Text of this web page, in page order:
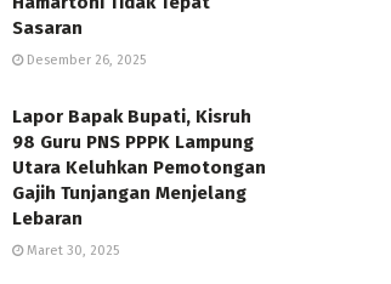
Sasaran
Desember 26, 2025
Lapor Bapak Bupati, Kisruh
98 Guru PNS PPPK Lampung
Utara Keluhkan Pemotongan
Gajih Tunjangan Menjelang
Lebaran
Maret 30, 2025